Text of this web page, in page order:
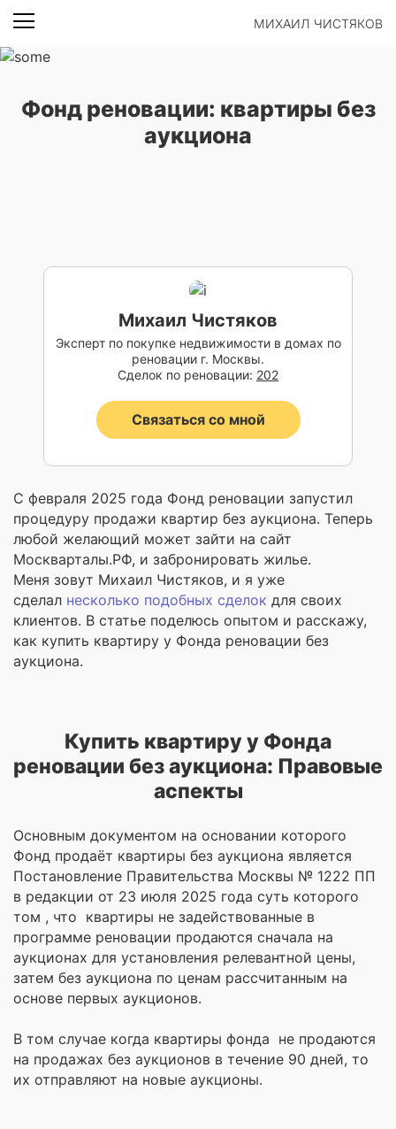
МИХАИЛ ЧИСТЯКОВ
Фонд реновации: квартиры без
аукциона
Михаил Чистяков
Эксперт по покупке недвижимости в домах по
реновации г. Москвы.
Сделок по реновации: 202
Связаться со мной
С февраля 2025 года Фонд реновации запустил
процедуру продажи квартир без аукциона. Теперь
любой желающий может зайти на cайт
Москварталы.РФ, и забронировать жилье.
Меня зовут Михаил Чистяков, и я уже
сделал несколько подобных сделок для своих
клиентов. В статье поделюсь опытом и расскажу,
как купить квартиру у Фонда реновации без
аукциона.
Купить квартиру у Фонда
реновации без аукциона: Правовые
аспекты
Основным документом на основании которого
Фонд продаёт квартиры без аукциона является
Постановление Правительства Москвы № 1222 ПП
в редакции от 23 июля 2025 года суть которого
том , что квартиры не задействованные в
программе реновации продаются сначала на
аукционах для установления релевантной цены,
затем без аукциона по ценам рассчитанным на
основе первых аукционов.
В том случае когда квартиры фонда не продаются
на продажах без аукционов в течение 90 дней, то
их отправляют на новые аукционы.